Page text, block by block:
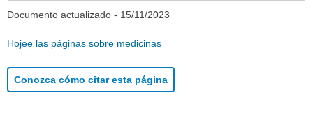
Documento actualizado - 15/11/2023
Hojee las páginas sobre medicinas
Conozca cómo citar esta página